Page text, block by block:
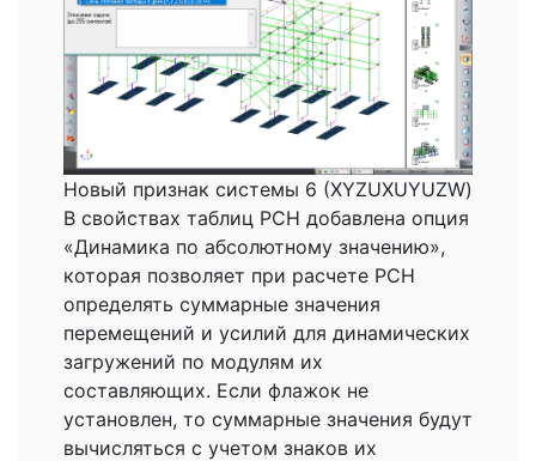
Новый признак системы 6 (XYZUXUYUZW)
В свойствах таблиц РСН добавлена опция
«Динамика по абсолютному значению»,
которая позволяет при расчете РСН
определять суммарные значения
перемещений и усилий для динамических
загружений по модулям их
составляющих. Если флажок не
установлен, то суммарные значения будут
вычисляться с учетом знаков их